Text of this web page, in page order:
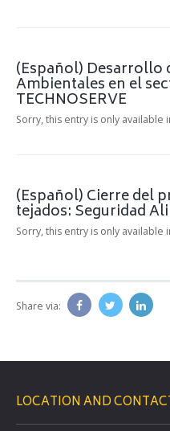
(Español) Desarrollo
Ambientales en el
TECHNOSERVE
Sorry, this entry is only available
(Español) Cierre del
tejados: Seguridad
Sorry, this entry is only available
Share via:
LOCATION AND